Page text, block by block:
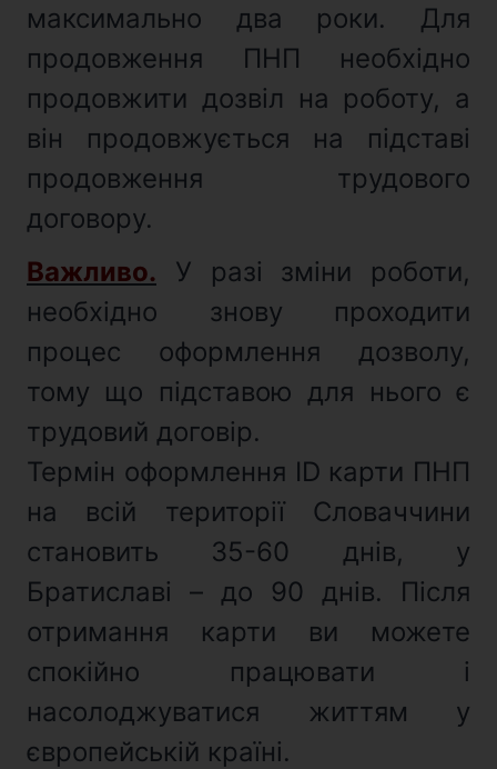
максимально два роки. Для
продовження ПНП необхідно
продовжити дозвіл на роботу, а
він продовжується на підставі
продовження трудового
договору.
Важливо. У разі зміни роботи,
необхідно знову проходити
процес оформлення дозволу,
тому що підставою для нього є
трудовий договір.
Термін оформлення ID карти ПНП
на всій території Словаччини
становить 35-60 днів, у
Братиславі – до 90 днів. Після
отримання карти ви можете
спокійно працювати і
насолоджуватися життям у
європейській країні.